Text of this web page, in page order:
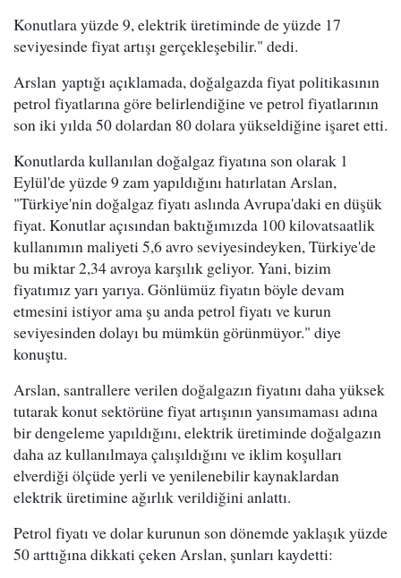
Konutlara yüzde 9, elektrik üretiminde de yüzde 17
seviyesinde fiyat artışı gerçekleşebilir." dedi.
Arslan yaptığı açıklamada, doğalgazda fiyat politikasının
petrol fiyatlarına göre belirlendiğine ve petrol fiyatlarının
son iki yılda 50 dolardan 80 dolara yükseldiğine işaret etti.
Konutlarda kullanılan doğalgaz fiyatına son olarak 1
Eylül'de yüzde 9 zam yapıldığını hatırlatan Arslan,
"Türkiye'nin doğalgaz fiyatı aslında Avrupa'daki en düşük
fiyat. Konutlar açısından baktığımızda 100 kilovatsaatlik
kullanımın maliyeti 5,6 avro seviyesindeyken, Türkiye'de
bu miktar 2,34 avroya karşılık geliyor. Yani, bizim
fiyatımız yarı yarıya. Gönlümüz fiyatın böyle devam
etmesini istiyor ama şu anda petrol fiyatı ve kurun
seviyesinden dolayı bu mümkün görünmüyor." diye
konuştu.
Arslan, santrallere verilen doğalgazın fiyatını daha yüksek
tutarak konut sektörüne fiyat artışının yansımaması adına
bir dengeleme yapıldığını, elektrik üretiminde doğalgazın
daha az kullanılmaya çalışıldığını ve iklim koşulları
elverdiği ölçüde yerli ve yenilenebilir kaynaklardan
elektrik üretimine ağırlık verildiğini anlattı.
Petrol fiyatı ve dolar kurunun son dönemde yaklaşık yüzde
50 arttığına dikkati çeken Arslan, şunları kaydetti: